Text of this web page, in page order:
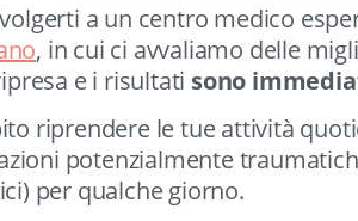
a un centro medico
, in cui ci avvaliamo delle
e i risultati sono
riprendere le tue attività
potenzialmente
per qualche giorno.